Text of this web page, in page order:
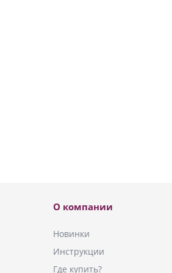
О компании
Новинки
Инструкции
Где купить?